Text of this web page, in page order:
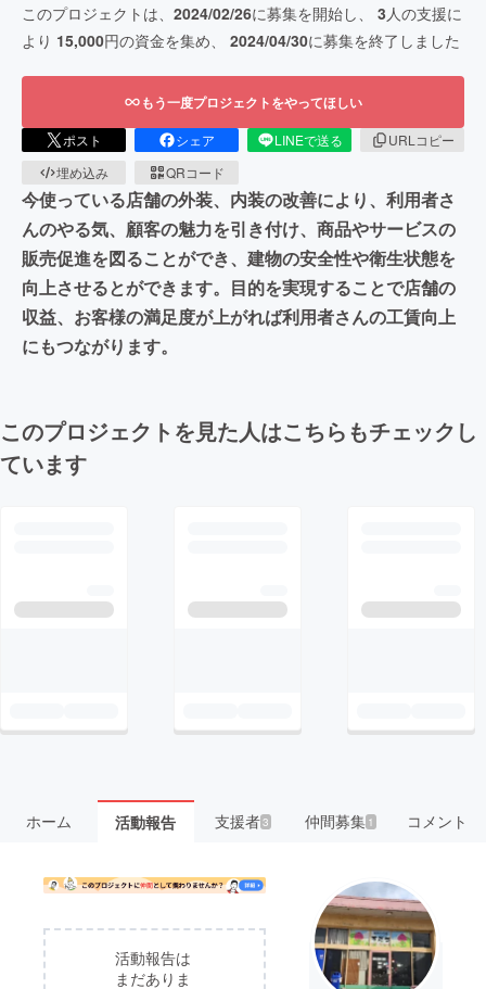
このプロジェクトは、 2024/02/26に募集を開始し、 3 人の支援に
より 15,000円の資金を集め、 2024/04/30に募集を終了しました
もう一度プロジェクトをやってほしい
ポスト シェア LINEで送る
URLコピー
埋め込み
QRコード
今使っている店舗の外装、内装の改善により、利用者さ
んのやる気、顧客の魅力を引き付け、商品やサービスの
販売促進を図ることができ、建物の安全性や衛生状態を
向上させるとができます。目的を実現することで店舗の
収益、お客様の満足度が上がれば利用者さんの工賃向上
にもつながります。
このプロジェクトを見た人はこちらもチェックし
ています
ホーム 活動報告 支援者3 仲間募集 1 コメント
活動報告は
まだありま